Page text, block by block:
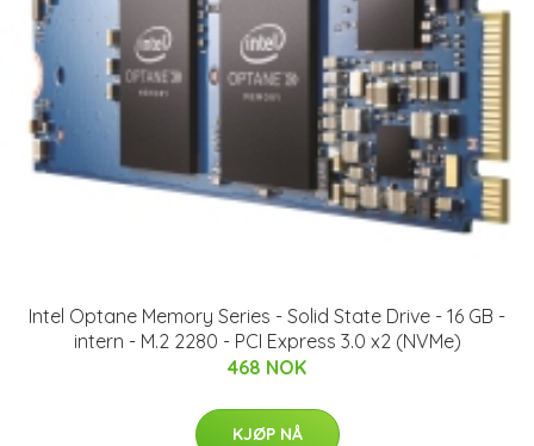
Intel Optane Memory Series - Solid State Drive - 16 GB -
intern - M.2 2280 - PCI Express 3.0 x2 (NVMe)
468 NOK
KJØP NÅ